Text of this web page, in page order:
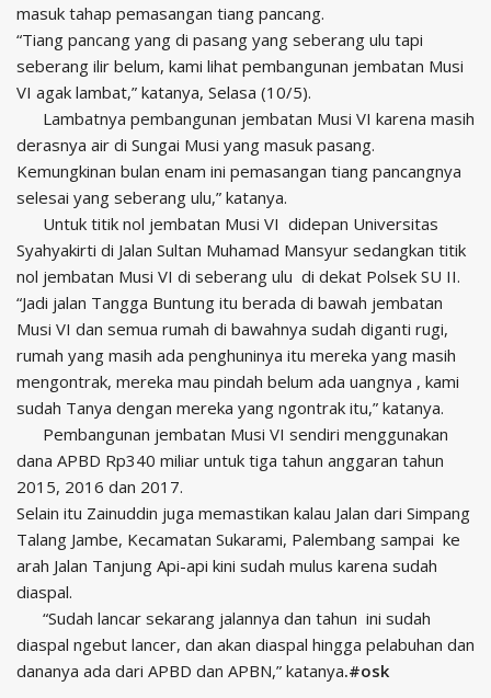
masuk tahap pemasangan tiang pancang.
“Tiang pancang yang di pasang yang seberang ulu tapi
seberang ilir belum, kami lihat pembangunan jembatan Musi
VI agak lambat,” katanya, Selasa (10/5).
Lambatnya pembangunan jembatan Musi VI karena masih
derasnya air di Sungai Musi yang masuk pasang.
Kemungkinan bulan enam ini pemasangan tiang pancangnya
selesai yang seberang ulu,” katanya.
Untuk titik nol jembatan Musi VI didepan Universitas
Syahyakirti di Jalan Sultan Muhamad Mansyur sedangkan titik
nol jembatan Musi VI di seberang ulu di dekat Polsek SU II.
“Jadi jalan Tangga Buntung itu berada di bawah jembatan
Musi VI dan semua rumah di bawahnya sudah diganti rugi,
rumah yang masih ada penghuninya itu mereka yang masih
mengontrak, mereka mau pindah belum ada uangnya , kami
sudah Tanya dengan mereka yang ngontrak itu,” katanya.
Pembangunan jembatan Musi VI sendiri menggunakan
dana APBD Rp340 miliar untuk tiga tahun anggaran tahun
2015, 2016 dan 2017.
Selain itu Zainuddin juga memastikan kalau Jalan dari Simpang
Talang Jambe, Kecamatan Sukarami, Palembang sampai ke
arah Jalan Tanjung Api-api kini sudah mulus karena sudah
diaspal.
“Sudah lancar sekarang jalannya dan tahun ini sudah
diaspal ngebut lancer, dan akan diaspal hingga pelabuhan dan
dananya ada dari APBD dan APBN,” katanya.#osk